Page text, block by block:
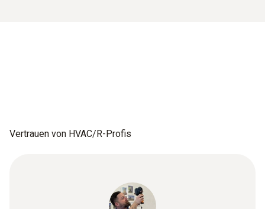
Vertrauen von HVAC/R-Profis